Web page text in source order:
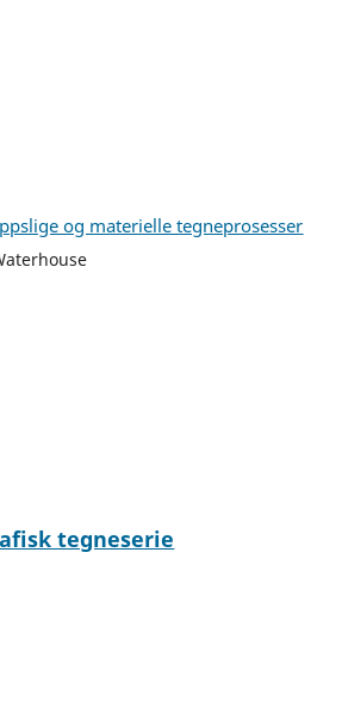
og materielle tegneprosesser
tegneserie